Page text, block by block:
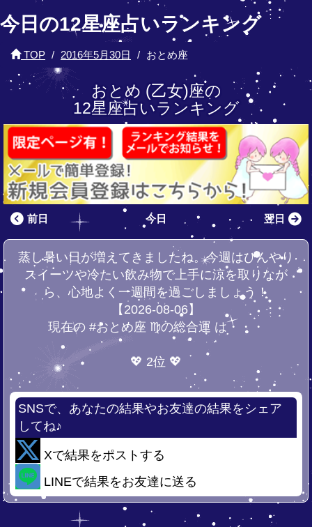
今日の12星座占いランキング
TOP 2016年5月30日 おとめ座
おとめ (乙女)座の
12星座占いランキング
前日 今日 翌日
蒸し暑い日が増えてきましたね。今週はひんやり
スイーツや冷たい飲み物で上手に涼を取りなが
ら、心地よく一週間を過ごしましょう！
【2026-08-06】
現在の #おとめ座 ♍の総合運 は・・・
💖 2位 💖
SNSで、あなたの結果やお友達の結果をシェア
してね♪
Xで結果をポストする
LINEで結果をお友達に送る